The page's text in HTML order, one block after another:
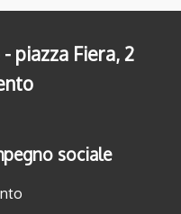
piazza Fiera, 2
sociale